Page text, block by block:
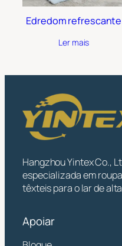
Edredom refrescante
Ler mais
Hangzhou Yintex Co.,
especializada em
têxteis para o lar de
Apoiar